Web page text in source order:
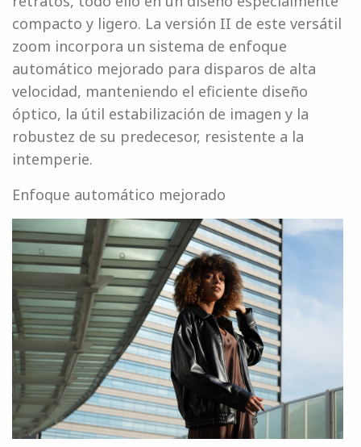
compacto y ligero. La versión II de este versátil
zoom incorpora un sistema de enfoque
automático mejorado para disparos de alta
velocidad, manteniendo el eficiente diseño
óptico, la útil estabilización de imagen y la
robustez de su predecesor, resistente a la
intemperie.
Enfoque automático mejorado